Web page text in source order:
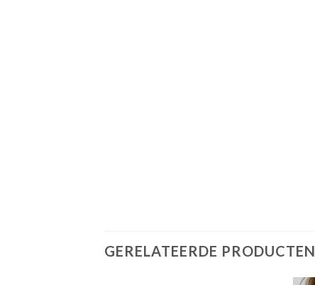
GERELATEERDE PRODUCTEN